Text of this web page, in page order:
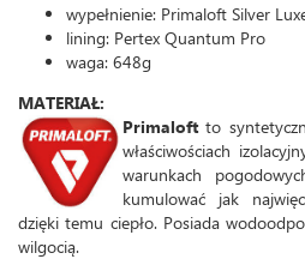
wypełnienie: Primaloft Silver
lining: Pertex Quantum Pro
waga: 648g
MATERIAŁ:
Primaloftto
właściwościach
warunkach
kumulować jak
dzięki temu ciepło. Posiada
wilgocią.